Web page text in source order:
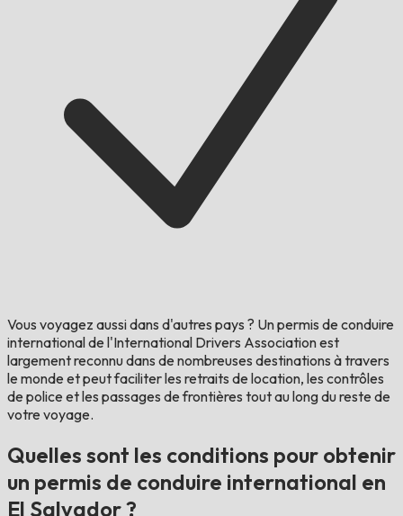
Vous voyagez aussi dans d'autres pays ? Un permis de conduire
international de l'International Drivers Association est
largement reconnu dans de nombreuses destinations à travers
le monde et peut faciliter les retraits de location, les contrôles
de police et les passages de frontières tout au long du reste de
votre voyage.
Quelles sont les conditions pour obtenir
un permis de conduire international en
El Salvador ?